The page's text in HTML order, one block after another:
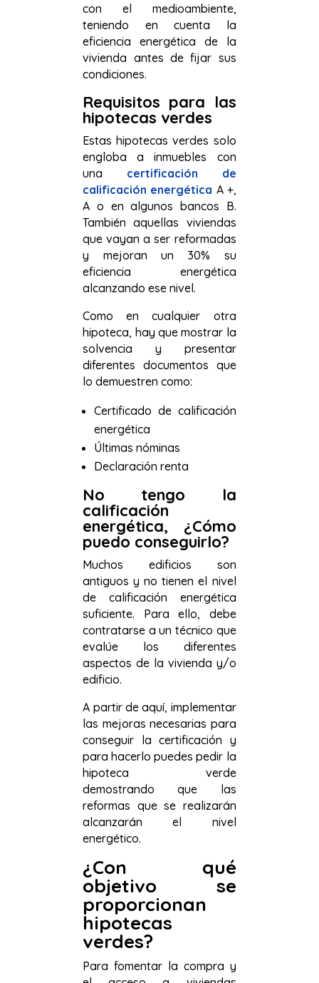
con el medioambiente,
teniendo en cuenta la
eficiencia energética de la
vivienda antes de fijar sus
condiciones.
Requisitos para las
hipotecas verdes
Estas hipotecas verdes solo
engloba a inmuebles con
una certificación de
calificación energética A +,
A o en algunos bancos B.
También aquellas viviendas
que vayan a ser reformadas
y mejoran un 30% su
eficiencia energética
alcanzando ese nivel.
Como en cualquier otra
hipoteca, hay que mostrar la
solvencia y presentar
diferentes documentos que
lo demuestren como:
Certificado de calificación
energética
Últimas nóminas
Declaración renta
No tengo la
calificación
energética, ¿Cómo
puedo conseguirlo?
Muchos edificios son
antiguos y no tienen el nivel
de calificación energética
suficiente. Para ello, debe
contratarse a un técnico que
evalúe los diferentes
aspectos de la vivienda y/o
edificio.
A partir de aquí, implementar
las mejoras necesarias para
conseguir la certificación y
para hacerlo puedes pedir la
hipoteca verde
demostrando que las
reformas que se realizarán
alcanzarán el nivel
energético.
¿Con qué
objetivo se
proporcionan
hipotecas
verdes?
Para fomentar la compra y